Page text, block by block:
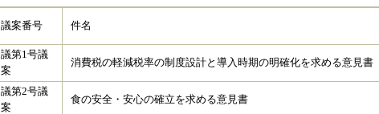
議案番号 件名
議第1号議
案
消費税の軽減税率の制度設計と導入時期の明確化を求める意見書
議第2号議
案
食の安全・安心の確立を求める意見書